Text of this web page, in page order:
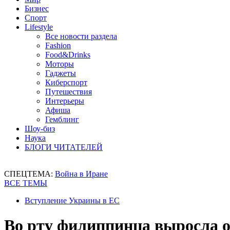
Бизнес
Спорт
Lifestyle
Все новости раздела
Fashion
Food&Drinks
Моторы
Гаджеты
Киберспорт
Путешествия
Интерьеры
Афиша
Гемблинг
Шоу-биз
Наука
БЛОГИ ЧИТАТЕЛЕЙ
СПЕЦТЕМА: Война в Иране
ВСЕ ТЕМЫ
Вступление Украины в ЕС
Во рту филиппинца выросла